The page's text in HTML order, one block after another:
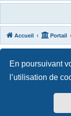
En poursuivant
l’utilisation de
Accueil Portail